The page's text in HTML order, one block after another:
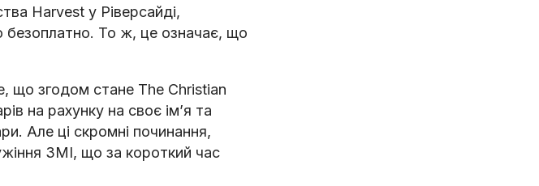
Harvest у Ріверсайді,
безоплатно. То ж, це означає, що
що згодом стане The Christian
на рахунку на своє імʼя та
Але ці скромні починання,
ЗМІ, що за короткий час